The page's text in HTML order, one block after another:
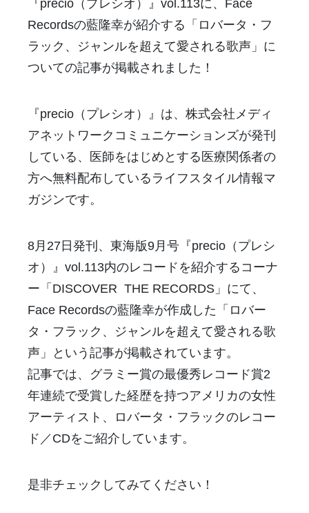
『precio（プレシオ）』vol.113に、Face
Recordsの藍隆幸が紹介する「ロバータ・フ
ラック、ジャンルを超えて愛される歌声」に
ついての記事が掲載されました！
『precio（プレシオ）』は、株式会社メディ
アネットワークコミュニケーションズが発刊
している、医師をはじめとする医療関係者の
方へ無料配布しているライフスタイル情報マ
ガジンです。
8月27日発刊、東海版9月号『precio（プレシ
オ）』vol.113内のレコードを紹介するコーナ
ー「DISCOVER THE RECORDS」にて、
Face Recordsの藍隆幸が作成した「ロバー
タ・フラック、ジャンルを超えて愛される歌
声」という記事が掲載されています。
記事では、グラミー賞の最優秀レコード賞2
年連続で受賞した経歴を持つアメリカの女性
アーティスト、ロバータ・フラックのレコー
ド／CDをご紹介しています。
是非チェックしてみてください！